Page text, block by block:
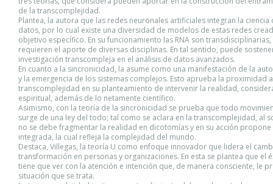
de la transcomplejidad.
Plantea, la autora que las redes neuronales artificiales integran la ciencia
datos, por lo cual existe una diversidad de modelos de estas redes
objetivo específico. En su funcionamiento las RNA son transdisciplinarias,
requieren el aporte de diversas disciplinas. En tal sentido, puede
investigación transcompleja en el análisis de datos avanzados.
En cuanto a la sincronicidad, la asume como una manifestación de la
y la emergencia de los sistemas complejos. Esto aprueba la proximidad
transcomplejidad en su planteamiento de intervenir la realidad,
espiritual, además de lo netamente científico.
Asimismo, con la teoría de la sincronicidad se prueba que todo
surge de una ley del todo; tal como se aclara en la transcomplejidad, al
no se debe fragmentar la realidad en dicotomías y en su acción propone
integrada, la cual refleja la complejidad del mundo.
Destaca, Villegas, la teoría U como enfoque innovador que lidera el
transformación en personas y organizaciones. En esta se plantea que el
tiene que ver con la atención e intención que, de manera consciente, le
situación que se trata.